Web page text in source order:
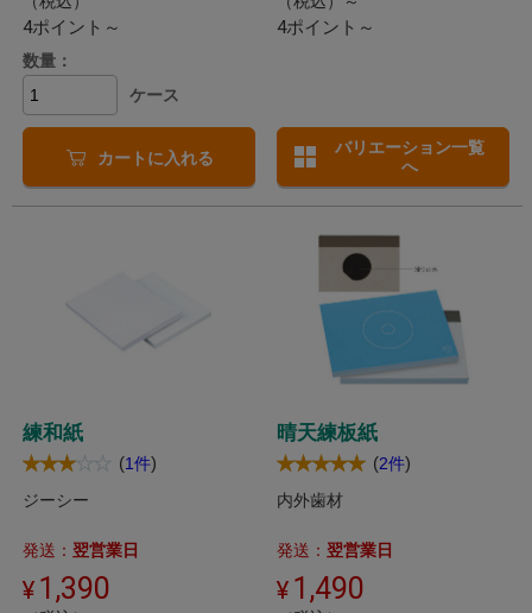
4ポイント～
数量：
ケース
カートに入れる
4ポイント～
バリエーション一覧
へ
練和紙
(1件)
ジーシー
発送： 翌営業日
1,390
晴天練板紙
(2件)
内外歯材
発送： 翌営業日
1,490